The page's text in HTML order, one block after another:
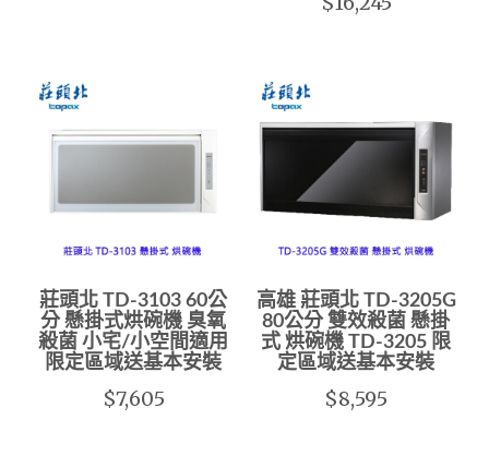
莊頭北 TD-3103 60公
分 懸掛式烘碗機 臭氧
殺菌 小宅/小空間適用
限定區域送基本安裝
$7,605
高雄 莊頭北 TD-3205G
80公分 雙效殺菌 懸掛
式 烘碗機 TD-3205 限
定區域送基本安裝
$8,595